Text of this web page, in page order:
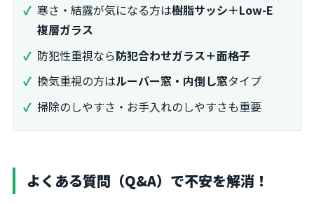
寒さ・結露が気になる方は樹脂サッシ＋Low-E
複層ガラス
防犯性重視なら防犯合わせガラス＋面格子
換気重視の方はルーバー窓・内倒し窓タイプ
掃除のしやすさ・お手入れのしやすさも重要
よくある質問（Q&A）で不安を解消！